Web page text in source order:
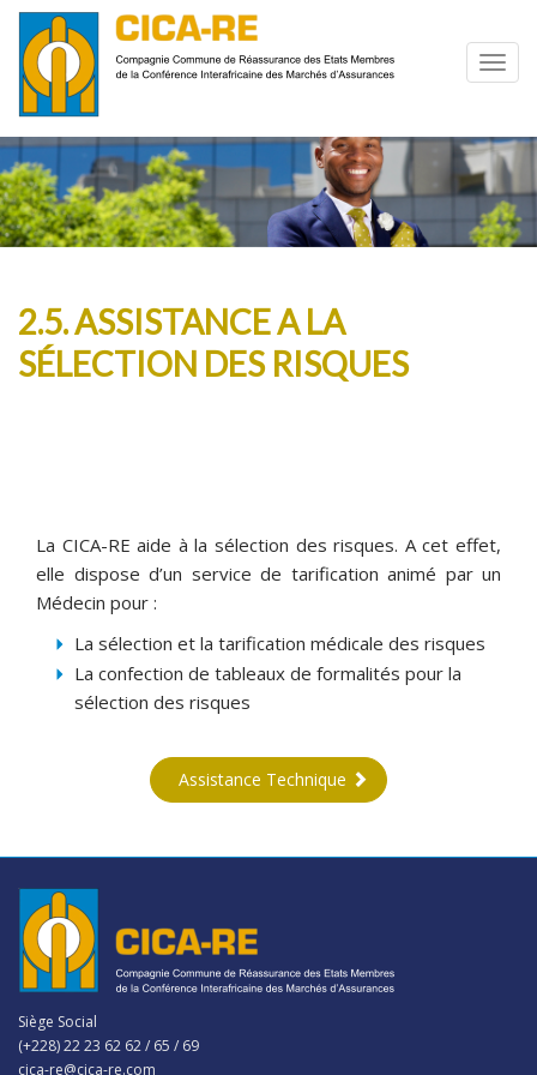
2.5. ASSISTANCE A LA
SÉLECTION DES RISQUES
La CICA-RE aide à la sélection des risques. A cet effet,
elle dispose d’un service de tarification animé par un
Médecin pour :
La sélection et la tarification médicale des risques
La confection de tableaux de formalités pour la
sélection des risques
Assistance Technique
Siège Social
(+228) 22 23 62 62 / 65 / 69
cica-re@cica-re.com